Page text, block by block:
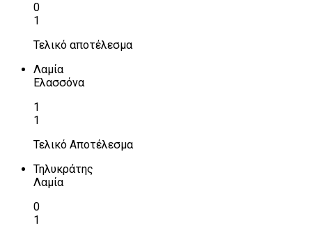
0
1
Τελικό αποτέλεσμα
Λαμία
Ελασσόνα
1
1
Τελικό Αποτέλεσμα
Τηλυκράτης
Λαμία
0
1